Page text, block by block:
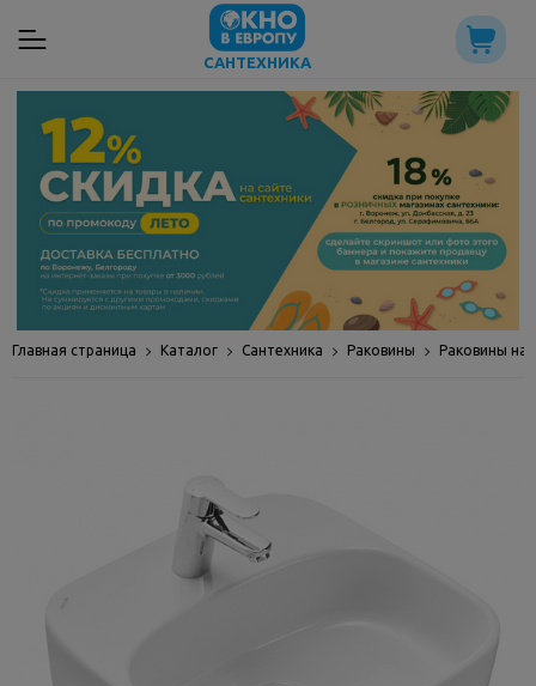
САНТЕХНИКА
Главная страница Каталог Сантехника Раковины Раковины